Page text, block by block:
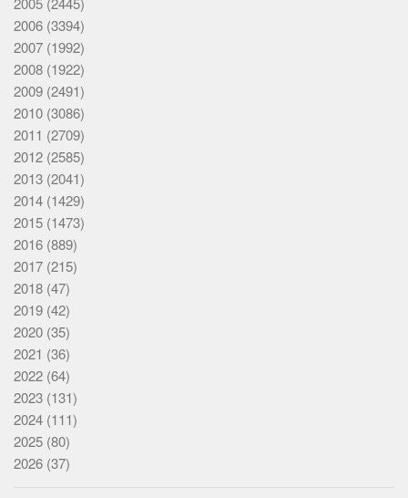
2006 (3394)
2007 (1992)
2008 (1922)
2009 (2491)
2010 (3086)
2011 (2709)
2012 (2585)
2013 (2041)
2014 (1429)
2015 (1473)
2016 (889)
2017 (215)
2018 (47)
2019 (42)
2020 (35)
2021 (36)
2022 (64)
2023 (131)
2024 (111)
2025 (80)
2026 (37)